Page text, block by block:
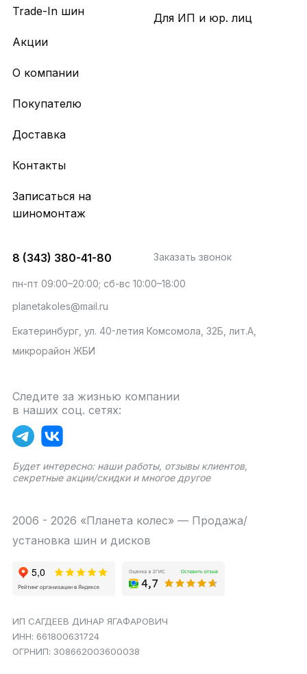
Trade-In шин
Акции
Для ИП и юр. лиц
О компании
Покупателю
Доставка
Контакты
Записаться на
шиномонтаж
8 (343) 380-41-80 Заказать звонок
пн-пт 09:00–20:00; сб-вс 10:00–18:00
planetakoles@mail.ru
Екатеринбург, ул. 40-летия Комсомола, 32Б, лит.А,
микрорайон ЖБИ
Следите за жизнью компании
в наших соц. сетях:
Будет интересно: наши работы, отзывы клиентов,
секретные акции/скидки и многое другое
2006 - 2026 «Планета колес» — Продажа/
установка шин и дисков
ИП САГДЕЕВ ДИНАР ЯГАФАРОВИЧ
ИНН: 661800631724
ОГРНИП: 308662003600038